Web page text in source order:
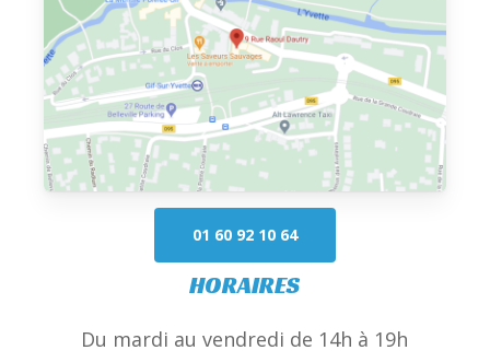
01 60 92 10 64
HORAIRES
Du mardi au vendredi de 14h à 19h